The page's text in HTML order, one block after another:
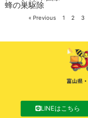
蜂の巣駆除
« Previous 1 2 3
LINEはこちら